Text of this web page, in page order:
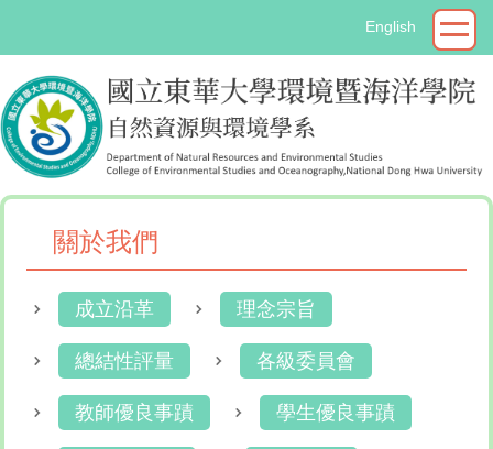
要
內
容
區
English
關於我們
成立沿革 理念宗旨
總結性評量 各級委員會
教師優良事蹟 學生優良事蹟